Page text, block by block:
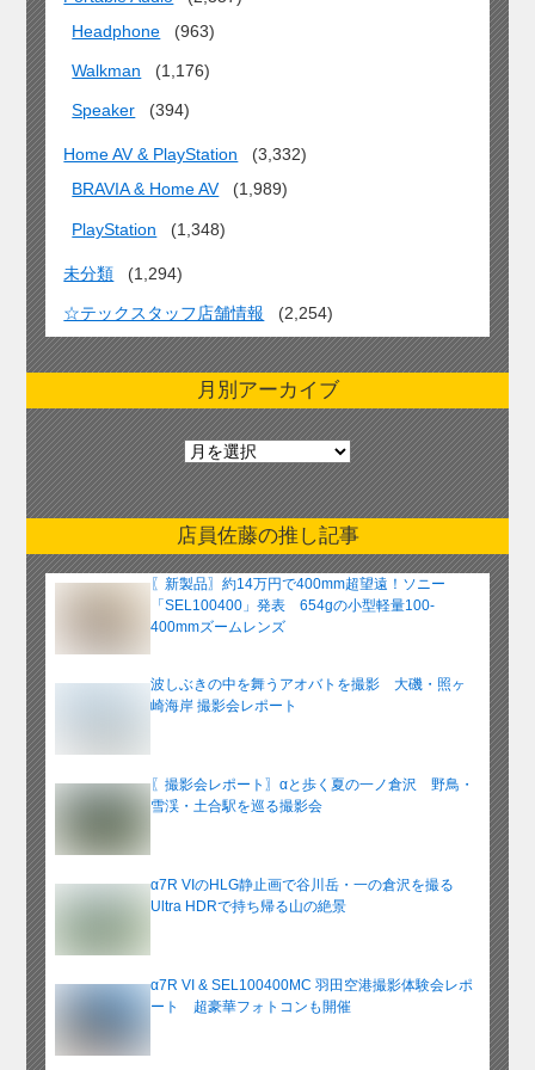
Headphone
(963)
Walkman (1,176)
Speaker (394)
Home AV & PlayStation
(3,332)
BRAVIA & Home AV
(1,989)
PlayStation (1,348)
未分類 (1,294)
☆テックスタッフ店舗情報 (2,254)
月別アーカイブ
月
別
ア
ー
カ
イ
ブ
店員佐藤の推し記事
〖新製品〗約14万円で400mm超望遠！ソニー
「SEL100400」発表 654gの小型軽量100-
400mmズームレンズ
波しぶきの中を舞うアオバトを撮影 大磯・照ヶ
崎海岸 撮影会レポート
〖撮影会レポート〗αと歩く夏の一ノ倉沢 野鳥・
雪渓・土合駅を巡る撮影会
α7R VIのHLG静止画で谷川岳・一の倉沢を撮る
Ultra HDRで持ち帰る山の絶景
α7R VI & SEL100400MC 羽田空港撮影体験会レポ
ート 超豪華フォトコンも開催